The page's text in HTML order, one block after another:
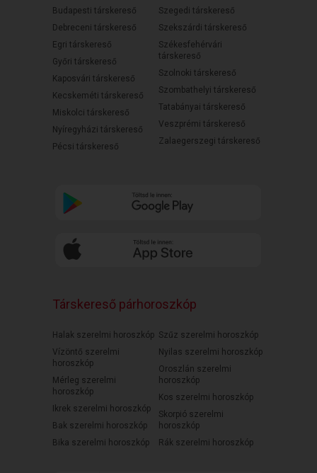
Budapesti társkereső
Debreceni társkereső
Egri társkereső
Győri társkereső
Kaposvári társkereső
Kecskeméti társkereső
Miskolci társkereső
Nyíregyházi társkereső
Pécsi társkereső
Szegedi társkereső
Szekszárdi társkereső
Székesfehérvári
társkereső
Szolnoki társkereső
Szombathelyi társkereső
Tatabányai társkereső
Veszprémi társkereső
Zalaegerszegi társkereső
Társkereső párhoroszkóp
Halak szerelmi horoszkóp
Vízöntő szerelmi
horoszkóp
Mérleg szerelmi
horoszkóp
Ikrek szerelmi horoszkóp
Bak szerelmi horoszkóp
Bika szerelmi horoszkóp
Szűz szerelmi horoszkóp
Nyilas szerelmi horoszkóp
Oroszlán szerelmi
horoszkóp
Kos szerelmi horoszkóp
Skorpió szerelmi
horoszkóp
Rák szerelmi horoszkóp